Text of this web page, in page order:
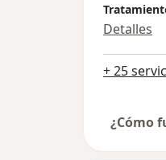
Detalles
+ 25
¿Cómo